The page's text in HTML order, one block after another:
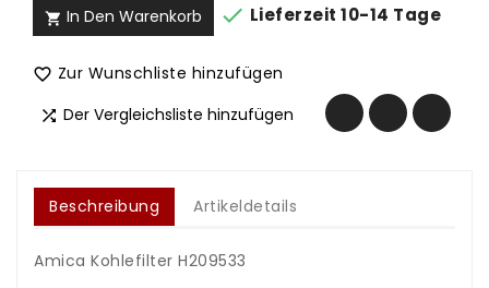
 In Den Warenkorb  Lieferzeit 10-14 Tage
 Zur Wunschliste hinzufügen
 Der Vergleichsliste hinzufügen
Beschreibung Artikeldetails
Amica Kohlefilter H209533